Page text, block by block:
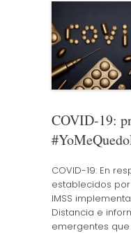
COVID-19:
COVID-19: En
establecidos
IMSS
Distancia e
emergentes